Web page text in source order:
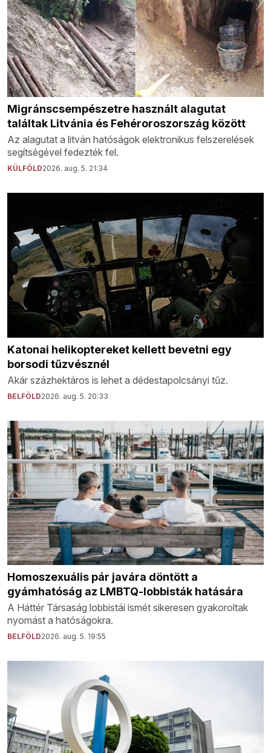
Migránscsempészetre használt alagutat
találtak Litvánia és Fehéroroszország között
Az alagutat a litván hatóságok elektronikus felszerelések
segítségével fedezték fel.
KÜLFÖLD2026. aug. 5. 21:34
Katonai helikoptereket kellett bevetni egy
borsodi tűzvésznél
Akár százhektáros is lehet a dédestapolcsányi tűz.
BELFÖLD2026. aug. 5. 20:33
Homoszexuális pár javára döntött a
gyámhatóság az LMBTQ-lobbisták hatására
A Háttér Társaság lobbistái ismét sikeresen gyakoroltak
nyomást a hatóságokra.
BELFÖLD2026. aug. 5. 19:55